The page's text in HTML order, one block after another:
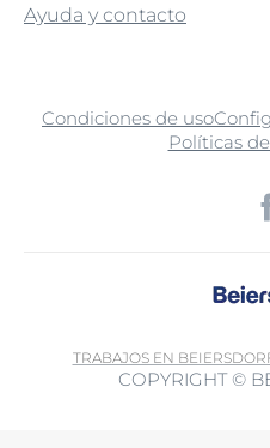
Ayuda y contacto
Condiciones de uso
Políticas
TRABAJOS EN
COPYRIGHT ©